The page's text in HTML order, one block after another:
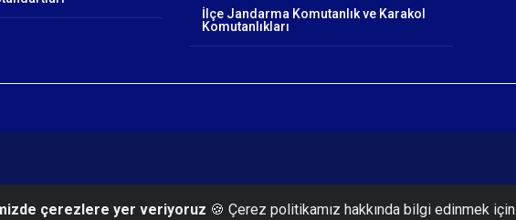
İlçe Jandarma Komutanlık ve Karakol
Komutanlıkları
çerezlere yer veriyoruz 🍪 Çerez politikamız hakkında bilgi edinmek için